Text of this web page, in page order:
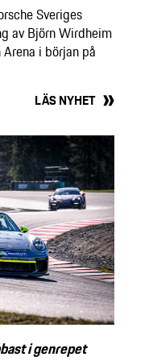
Sveriges
av Björn Wirdheim
i början på
LÄS NYHET
i genrepet